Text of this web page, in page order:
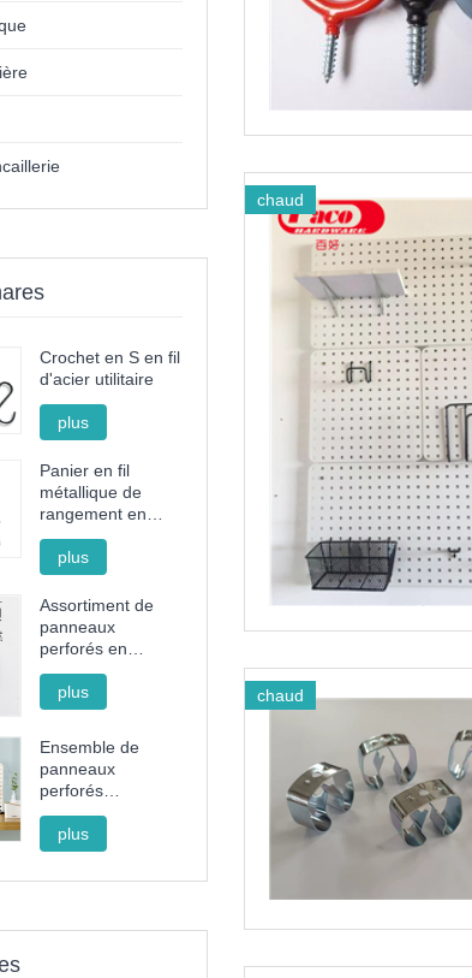
chaud
chaud
Crochet en S en fil
d'acier utilitaire
plus
Panier en fil
métallique de
rangement en
acier sans
poinçon
plus
Assortiment de
panneaux
perforés en
plastique noir et
blanc
plus
Ensemble de
panneaux
perforés
décoratifs avec
support, panier et
gobelet pour
l'organisation
plus